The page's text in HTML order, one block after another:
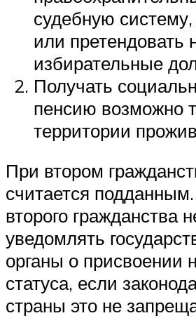
судебную
или претендовать
избирательные
Получать
пенсию возможно
территории
При втором
считается
второго гражданства
уведомлять
органы о присвоении
статуса, если
страны это не